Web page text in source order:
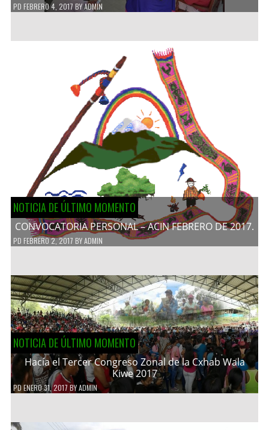
PD FEBRERO 4, 2017 BYADMIN
NOTICIA DE ÚLTIMO MOMENTO
CONVOCATORIA PERSONAL – ACIN FEBRERO DE 2017.
PD FEBRERO 2, 2017 BYADMIN
NOTICIA DE ÚLTIMO MOMENTO
Hacía el Tercer Congreso Zonal de la Cxhab Wala
Kiwe 2017
PDENERO 31, 2017 BYADMIN